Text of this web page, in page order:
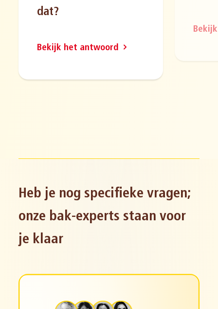
dat?
Bekijk het antwoord
Heb je nog specifieke vragen;
onze bak-experts staan voor
je klaar